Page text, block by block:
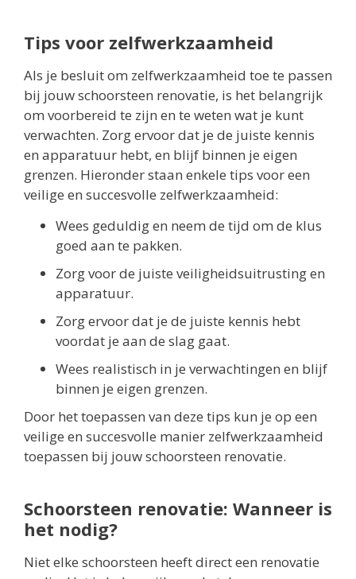
Tips voor zelfwerkzaamheid
Als je besluit om zelfwerkzaamheid toe te passen
bij jouw schoorsteen renovatie, is het belangrijk
om voorbereid te zijn en te weten wat je kunt
verwachten. Zorg ervoor dat je de juiste kennis
en apparatuur hebt, en blijf binnen je eigen
grenzen. Hieronder staan enkele tips voor een
veilige en succesvolle zelfwerkzaamheid:
Wees geduldig en neem de tijd om de klus
goed aan te pakken.
Zorg voor de juiste veiligheidsuitrusting en
apparatuur.
Zorg ervoor dat je de juiste kennis hebt
voordat je aan de slag gaat.
Wees realistisch in je verwachtingen en blijf
binnen je eigen grenzen.
Door het toepassen van deze tips kun je op een
veilige en succesvolle manier zelfwerkzaamheid
toepassen bij jouw schoorsteen renovatie.
Schoorsteen renovatie: Wanneer is
het nodig?
Niet elke schoorsteen heeft direct een renovatie